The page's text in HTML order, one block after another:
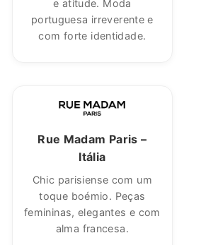
e atitude. Moda
portuguesa irreverente e
com forte identidade.
Rue Madam Paris –
Itália
Chic parisiense com um
toque boémio. Peças
femininas, elegantes e com
alma francesa.